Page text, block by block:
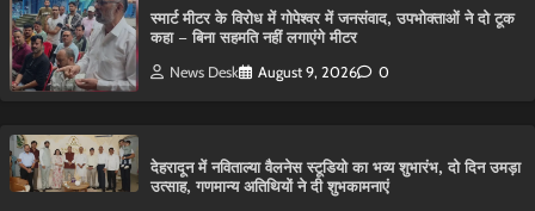
स्मार्ट मीटर के विरोध में गोपेश्वर में जनसंवाद, उपभोक्ताओं ने दो टूक
कहा – बिना सहमति नहीं लगाएंगे मीटर
News Desk August 9, 2026 0
देहरादून में नविताल्या वैलनेस स्टूडियो का भव्य शुभारंभ, दो दिन उमड़ा
उत्साह, गणमान्य अतिथियों ने दी शुभकामनाएं